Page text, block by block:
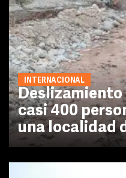
INTERNACIONAL
casi 400
una localidad